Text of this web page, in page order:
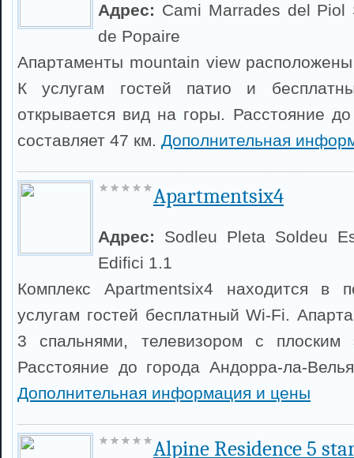
Адрес: Cami Marrades del
de Popaire
Апартаменты mountain view
К услугам гостей патио и
открывается вид на горы. Расстояние
составляет 47 км. Дополнительная
Apartmentsix4
Адрес: Sodleu Pleta Soldeu
Edifici 1.1
Комплекс Apartmentsix4 находится в
услугам гостей бесплатный Wi-Fi.
3 спальнями, телевизором с плоским
Расстояние до города Андорра-ла-
Дополнительная информация и цены
Alpine Residence 5